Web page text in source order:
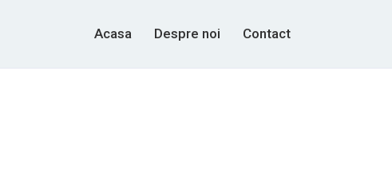
Acasa Despre noi Contact